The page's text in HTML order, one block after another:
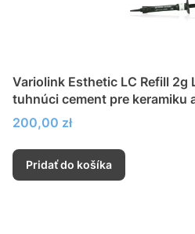
Variolink Esthetic LC Refill 2g
tuhnúci cement pre keramiku
Cena
200,00 zł
Pridať do košíka